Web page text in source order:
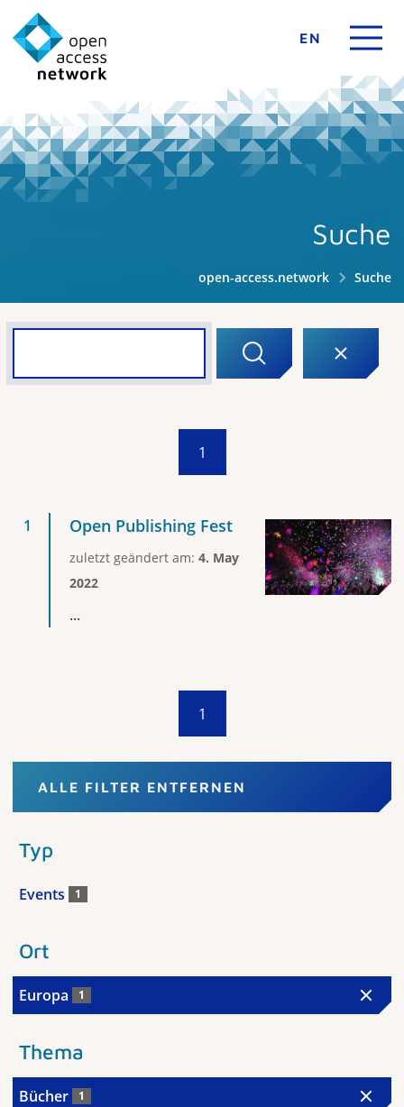
EN
Suche
open-access.network Suche
1
Open Publishing Fest
zuletzt geändert am: 4. May
2022
...
1
ALLE FILTER ENTFERNEN
Typ
Events 1
Ort
Europa 1
Thema
Bücher 1